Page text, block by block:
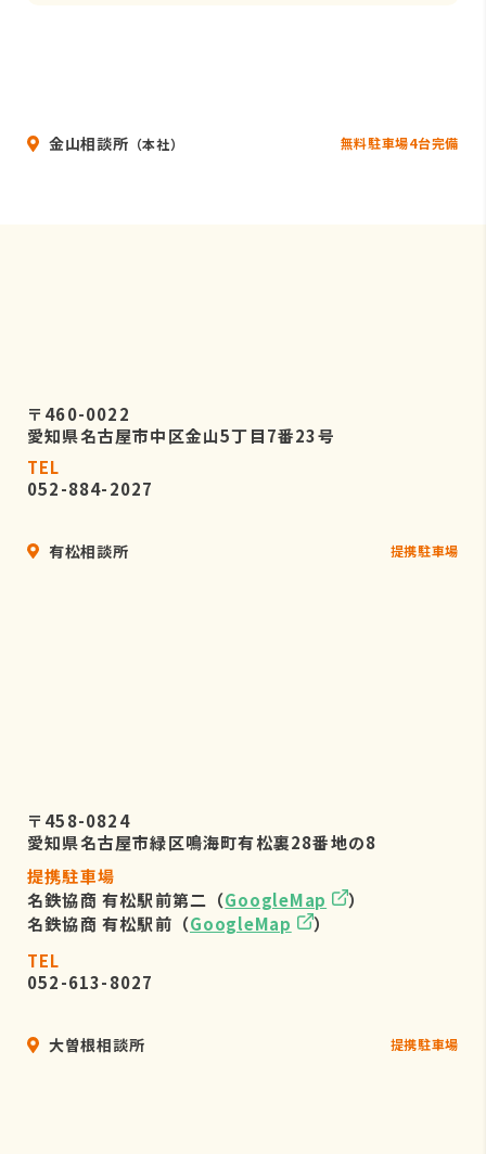
金山相談所 （本社） 無料駐車場4台完備
〒460-0022
愛知県名古屋市中区金山5丁目7番23号
TEL
052-884-2027
有松相談所 提携駐車場
〒458-0824
愛知県名古屋市緑区鳴海町有松裏28番地の8
提携駐車場
名鉄協商 有松駅前第二（GoogleMap
）
名鉄協商 有松駅前（GoogleMap
）
TEL
052-613-8027
大曽根相談所 提携駐車場